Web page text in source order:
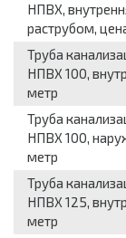
НПВХ,
раструбом,
Труба
НПВХ 100,
метр
Труба
НПВХ 100,
метр
Труба
НПВХ 125,
метр